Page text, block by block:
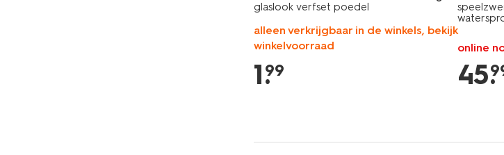
glaslook verfset poedel
alleen verkrijgbaar in de winkels, bekijk
winkelvoorraad
1.
99
online
45.